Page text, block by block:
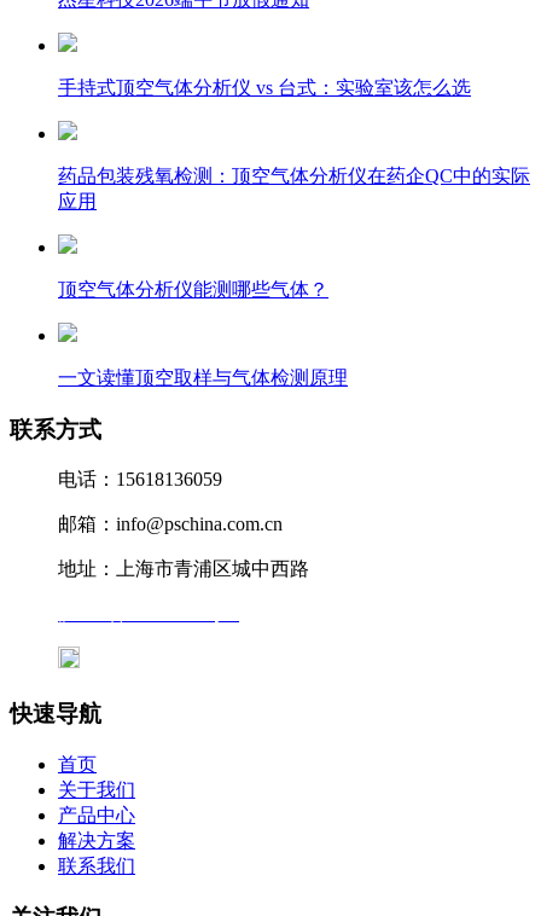
手持式顶空气体分析仪 vs 台式：实验室该怎么选
药品包装残氧检测：顶空气体分析仪在药企QC中的实际
应用
顶空气体分析仪能测哪些气体？
一文读懂顶空取样与气体检测原理
联系方式
电话：15618136059
邮箱：info@pschina.com.cn
地址：上海市青浦区城中西路
快速导航
首页
关于我们
产品中心
解决方案
联系我们